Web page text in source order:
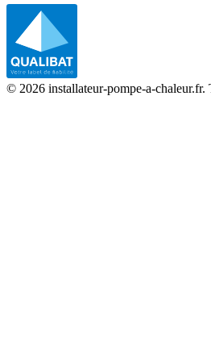
© 2026 installateur-pompe-a-chaleur.fr.